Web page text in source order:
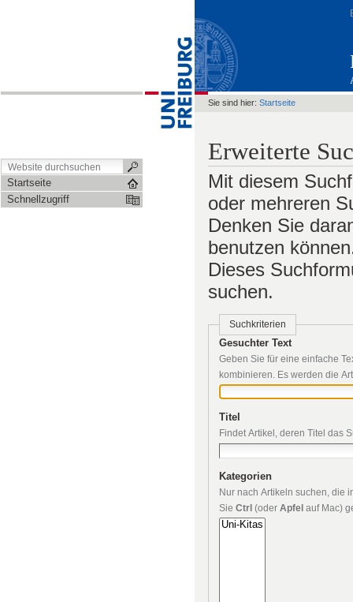
Startseite
Schnellzugriff
Sie sind hier: Startseite
Erweiterte
Mit diesem
oder mehreren
Denken Sie
benutzen
Dieses
suchen.
Suchkriterien
Gesuchter Text
Geben Sie für eine einfache
kombinieren. Es werden die
Titel
Findet Artikel, deren Titel das
Kategorien
Nur nach Artikeln suchen, die
SieCtrl (oderApfel auf Mac)